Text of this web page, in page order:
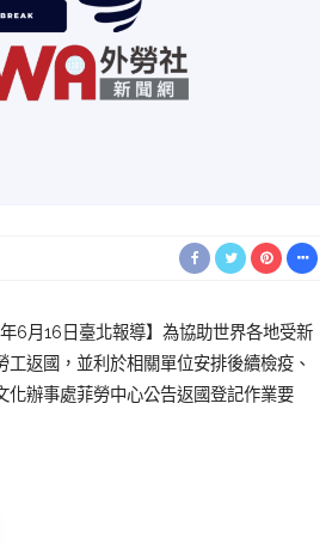
6月16日臺北報導】為協助世界各地受新
返國，並利於相關單位安排後續檢疫、
化辦事處菲勞中心公告返國登記作業要